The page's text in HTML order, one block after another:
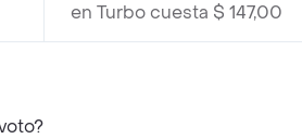
en Turbo cuesta $ 147,00